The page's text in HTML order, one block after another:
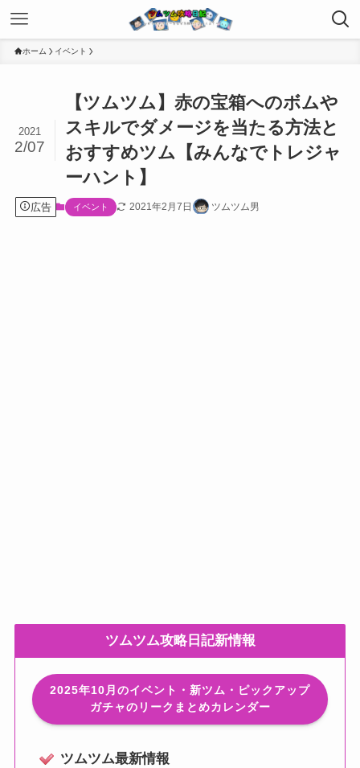
ホーム イベント
【ツムツム】赤の宝箱へのボムや
スキルでダメージを当たる方法と
おすすめツム【みんなでトレジャ
ーハント】
2021
2/07
広告 イベント 2021年2月7日 ツムツム男
ツムツム攻略日記新情報
2025年10月のイベント・新ツム・ピックアップ
ガチャのリークまとめカレンダー
ツムツム最新情報